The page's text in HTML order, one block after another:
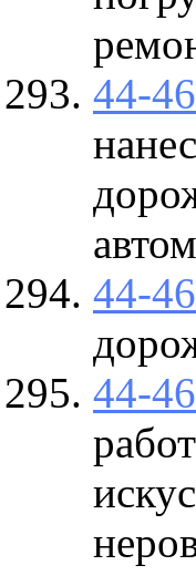
44-
44-
44-